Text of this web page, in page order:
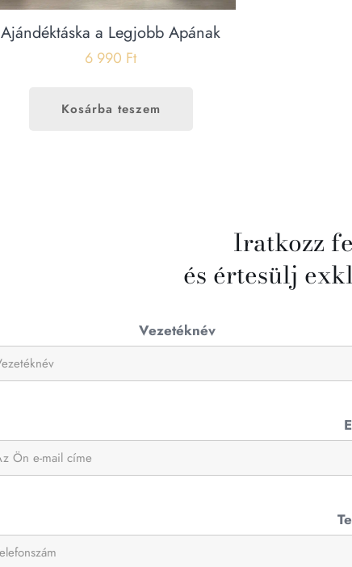
Ajándéktáska a Legjobb Apának
6 990 Ft
Kosárba teszem
Iratkozz
és értesülj
Vezetéknév